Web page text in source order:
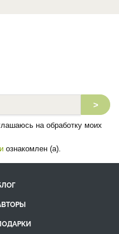
>
на обработку моих
ознакомлен (а).